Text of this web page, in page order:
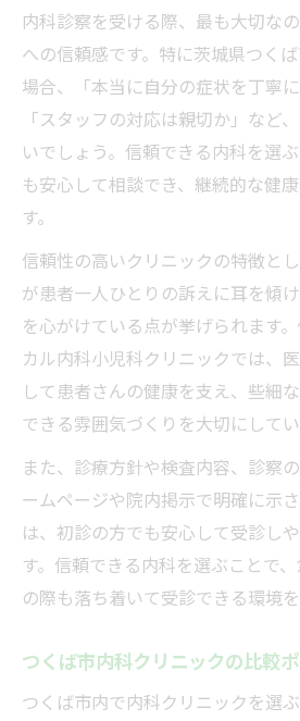
内科クリニック受付のス
つくば市で健康管理に役立
内科診察で健康管理を充
定期健診におすすめの内
つくば市の内科で受けら
内科による生活習慣病の
発熱時に内科へ相談する際の
発熱外来のある内科を選
発熱時に内科受診を迷っ
インフルエンザ検査も相
内科での発熱相談時によ
平日や週末に受診できる内科
内科診察の曜日や時間帯
土曜日診療がある内科の
内科の診療時間と受診予
仕事帰りに立ち寄れる内
内科診察を受ける際、最も大切な
への信頼感です。特に茨城県つく
場合、「本当に自分の症状を丁寧
「スタッフの対応は親切か」など
いでしょう。信頼できる内科を選
も安心して相談でき、継続的な健
す。
信頼性の高いクリニックの特徴と
が患者一人ひとりの訴えに耳を傾
を心がけている点が挙げられます
カル内科小児科クリニックでは、
して患者さんの健康を支え、些細
できる雰囲気づくりを大切にしてい
また、診療方針や検査内容、診察
ームページや院内掲示で明確に示
は、初診の方でも安心して受診し
す。信頼できる内科を選ぶことで
の際も落ち着いて受診できる環境を
つくば市内科クリニックの比較
つくば市内で内科クリニックを選